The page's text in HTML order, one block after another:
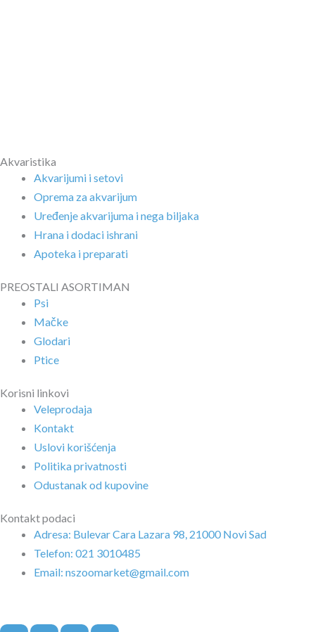
Akvaristika
Akvarijumi i setovi
Oprema za akvarijum
Uređenje akvarijuma i nega biljaka
Hrana i dodaci ishrani
Apoteka i preparati
PREOSTALI ASORTIMAN
Psi
Mačke
Glodari
Ptice
Korisni linkovi
Veleprodaja
Kontakt
Uslovi korišćenja
Politika privatnosti
Odustanak od kupovine
Kontakt podaci
Adresa: Bulevar Cara Lazara 98, 21000 Novi Sad
Telefon: 021 3010485
Email: nszoomarket@gmail.com